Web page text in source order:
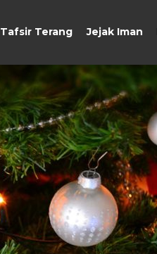
Tafsir Terang Jejak Iman